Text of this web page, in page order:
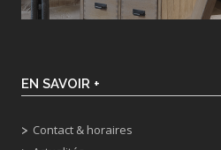
EN SAVOIR +
Contact & horaires